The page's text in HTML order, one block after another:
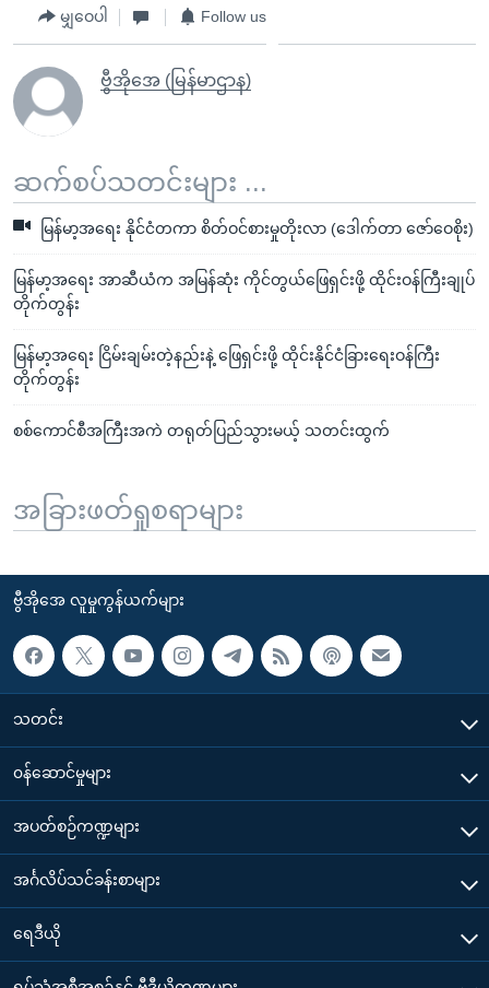
မျှဝေပါ Follow us
ဗွီအိုအေ (မြန်မာဌာန)
ဆက်စပ်သတင်းများ ...
မြန်မာ့အရေး နိုင်ငံတကာ စိတ်ဝင်စားမှုတိုးလာ (ဒေါက်တာ ဇော်ဝေစိုး)
မြန်မာ့အရေး အာဆီယံက အမြန်ဆုံး ကိုင်တွယ်ဖြေရှင်းဖို့ ထိုင်းဝန်ကြီးချုပ်
တိုက်တွန်း
မြန်မာ့အရေး ငြိမ်းချမ်းတဲ့နည်းနဲ့ ဖြေရှင်းဖို့ ထိုင်းနိုင်ငံခြားရေးဝန်ကြီး
တိုက်တွန်း
စစ်ကောင်စီအကြီးအကဲ တရုတ်ပြည်သွားမယ့် သတင်းထွက်
အခြားဖတ်ရှုစရာများ
ဗွီအိုအေ လူမှုကွန်ယက်များ
သတင်း
၀န်ဆောင်မှုများ
အပတ်စဉ်ကဏ္ဍများ
အင်္ဂလိပ်သင်ခန်းစာများ
ရေဒီယို